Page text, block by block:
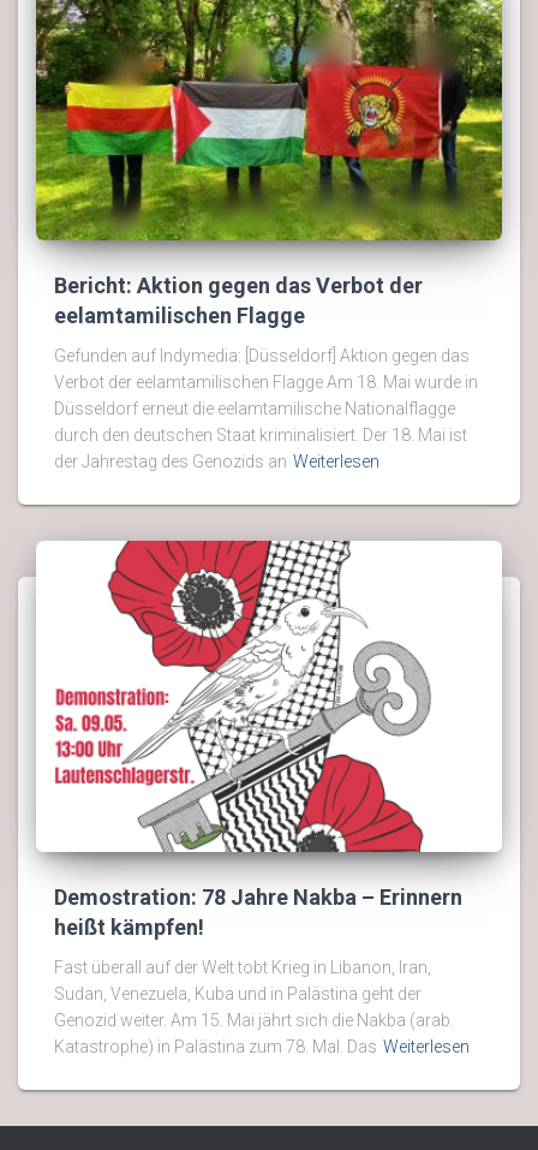
Bericht: Aktion gegen das Verbot der
eelamtamilischen Flagge
Gefunden auf Indymedia: [Düsseldorf] Aktion gegen das
Verbot der eelamtamilischen Flagge Am 18. Mai wurde in
Düsseldorf erneut die eelamtamilische Nationalflagge
durch den deutschen Staat kriminalisiert. Der 18. Mai ist
der Jahrestag des Genozids an Weiterlesen
Demostration: 78 Jahre Nakba – Erinnern
heißt kämpfen!
Fast überall auf der Welt tobt Krieg in Libanon, Iran,
Sudan, Venezuela, Kuba und in Palästina geht der
Genozid weiter. Am 15. Mai jährt sich die Nakba (arab.
Katastrophe) in Palästina zum 78. Mal. Das Weiterlesen